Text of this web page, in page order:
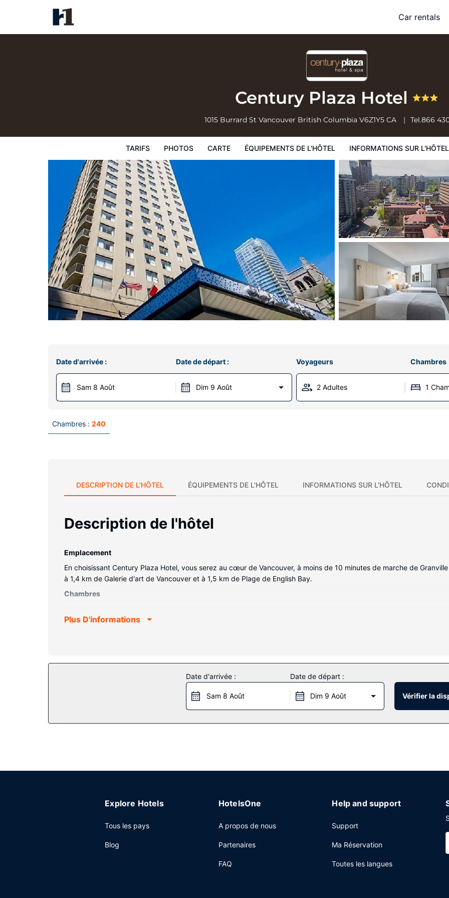
Car rentals
Century Plaza Hotel
1015 Burrard St Vancouver British Columbia V6Z1Y5 CA Tel.866
TARIFS PHOTOS CARTE ÉQUIPEMENTS DE L'HÔTEL INFORMATIONS SUR L'HÔTEL
Conditions de l'hôtel
Date d'arrivée :
Sam 8 Août
Date de départ :
Dim 9 Août
Voyageurs Chambres
2 Adultes 1
Chambres : 240
DESCRIPTION DE L'HÔTEL ÉQUIPEMENTS DE L'HÔTEL INFORMATIONS SUR L'HÔTEL
Description de l'hôtel
Emplacement
En choisissant Century Plaza Hotel, vous serez au cœur de Vancouver, à moins de 10 minutes de marche de
à 1,4 km de Galerie d'art de Vancouver et à 1,5 km de Plage de English Bay.
Chambres
avec surmatelas préparé avec des draps en coton égyptien. Une télévision à écran plat 32 pouces avec chaînes
Profitez de toute une variété d'infrastructures de loisirs qui incluent notamment une piscine couverte, un hammam et
équipements et services offerts par cet hôtel de style Art déco, vous trouverez aussi l'accès Wi-Fi à Internet gratuit,
De délicieuses spécialités Cuisine italienne attendent les plus gourmands à C|Prime Restaurant, un grill qui abrite
Vous trouverez également sur place un café pour reprendre quelques forces.
Plus D'informations
Date d'arrivée :
Sam 8 Août
Date de départ :
Dim 9 Août Vérifier la
Explore Hotels
Tous les pays
Blog
HotelsOne
A propos de nous
Partenaires
FAQ
Help and support
Support
Ma Réservation
Toutes les langues